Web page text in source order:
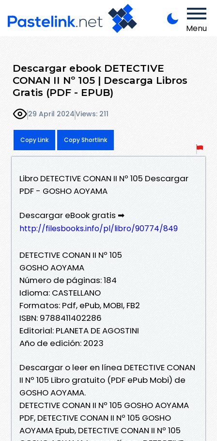
Menu
Descargar ebook DETECTIVE
CONAN II Nº 105 | Descarga Libros
Gratis (PDF - EPUB)
29 April 2024Views: 211
Copy Link Copy Shortlink
Libro DETECTIVE CONAN II Nº 105 Descargar
PDF - GOSHO AOYAMA
Descargar eBook gratis ➡
http://filesbooks.info/pl/libro/90774/849
DETECTIVE CONAN II Nº 105
GOSHO AOYAMA
Número de páginas: 184
Idioma: CASTELLANO
Formatos: Pdf, ePub, MOBI, FB2
ISBN: 9788411402286
Editorial: PLANETA DE AGOSTINI
Año de edición: 2023
Descargar o leer en línea DETECTIVE CONAN
II Nº 105 Libro gratuito (PDF ePub Mobi) de
GOSHO AOYAMA.
DETECTIVE CONAN II Nº 105 GOSHO AOYAMA
PDF, DETECTIVE CONAN II Nº 105 GOSHO
AOYAMA Epub, DETECTIVE CONAN II Nº 105